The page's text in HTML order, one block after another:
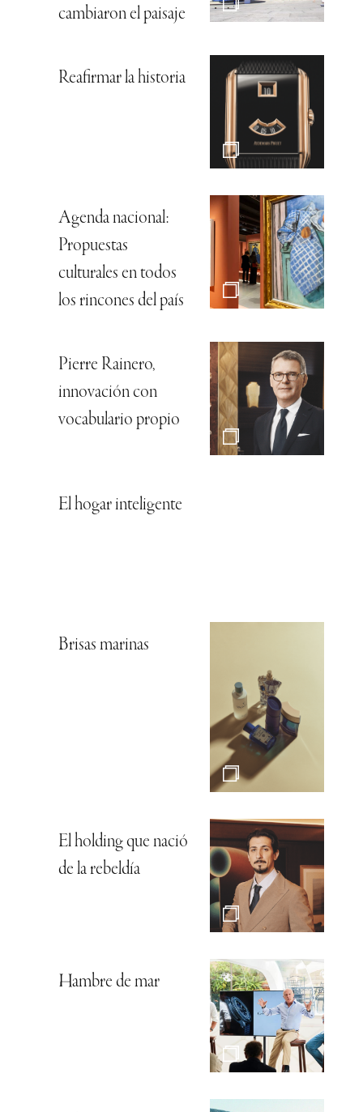
cambiaron el paisaje
Reafirmar la historia
Agenda nacional:
Propuestas
culturales en todos
los rincones del país
Pierre Rainero,
innovación con
vocabulario propio
El hogar inteligente
Brisas marinas
El holding que nació
de la rebeldía
Hambre de mar